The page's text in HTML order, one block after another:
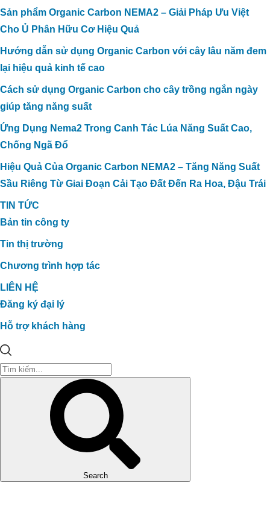
Sản phẩm Organic Carbon NEMA2 – Giải Pháp Ưu Việt
Cho Ủ Phân Hữu Cơ Hiệu Quả
Hướng dẫn sử dụng Organic Carbon với cây lâu năm đem
lại hiệu quả kinh tế cao
Cách sử dụng Organic Carbon cho cây trồng ngắn ngày
giúp tăng năng suất
Ứng Dụng Nema2 Trong Canh Tác Lúa Năng Suất Cao,
Chống Ngã Đổ
Hiệu Quả Của Organic Carbon NEMA2 – Tăng Năng Suất
Sầu Riêng Từ Giai Đoạn Cải Tạo Đất Đến Ra Hoa, Đậu Trái
TIN TỨC
Bản tin công ty
Tin thị trường
Chương trình hợp tác
LIÊN HỆ
Đăng ký đại lý
Hỗ trợ khách hàng
Search